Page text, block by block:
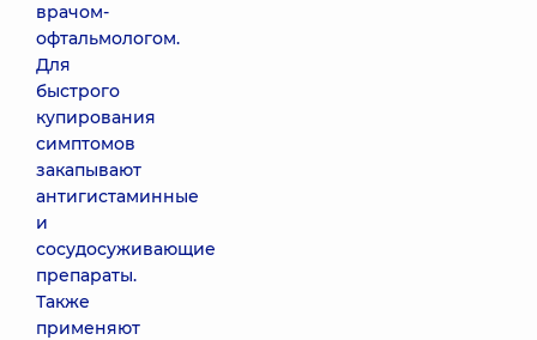
врачом-
офтальмологом.
Для
быстрого
купирования
симптомов
закапывают
антигистаминные
и
сосудосуживающие
препараты.
Также
применяют